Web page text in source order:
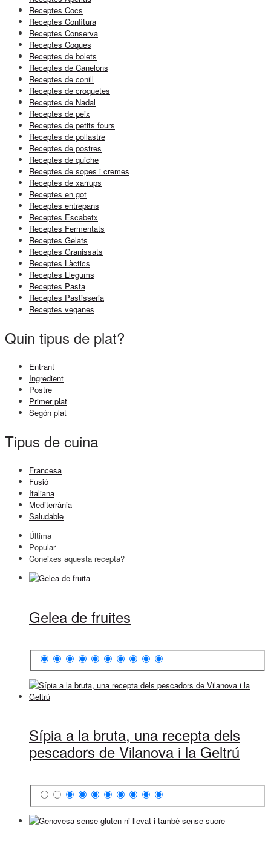
Receptes Cocs
Receptes Confitura
Receptes Conserva
Receptes Coques
Receptes de bolets
Receptes de Canelons
Receptes de conill
Receptes de croquetes
Receptes de Nadal
Receptes de peix
Receptes de petits fours
Receptes de pollastre
Receptes de postres
Receptes de quiche
Receptes de sopes i cremes
Receptes de xarrups
Receptes en got
Receptes entrepans
Receptes Escabetx
Receptes Fermentats
Receptes Gelats
Receptes Granissats
Receptes Làctics
Receptes Llegums
Receptes Pasta
Receptes Pastisseria
Receptes veganes
Quin tipus de plat?
Entrant
Ingredient
Postre
Primer plat
Segón plat
Tipus de cuina
Francesa
Fusió
Italiana
Mediterrània
Saludable
Última
Popular
Coneixes aquesta recepta?
Gelea de fruites
Sípia a la bruta, una recepta dels
pescadors de Vilanova i la Geltrú